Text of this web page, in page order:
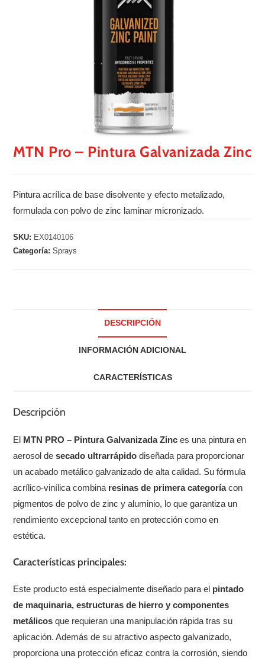
MTN Pro – Pintura Galvanizada Zinc
Pintura acrílica de base disolvente y efecto metalizado,
formulada con polvo de zinc laminar micronizado.
SKU: EX0140106
Categoría:Sprays
DESCRIPCIÓN
INFORMACIÓN ADICIONAL
CARACTERÍSTICAS
Descripción
El MTN PRO – Pintura Galvanizada Zinc es una pintura en
aerosol desecado ultrarrápido diseñada para proporcionar
un acabado metálico galvanizado de alta calidad. Su fórmula
acrílico-vinílica combina resinas de primera categoríacon
pigmentos de polvo de zinc y aluminio, lo que garantiza un
rendimiento excepcional tanto en protección como en
estética.
Características principales:
Este producto está especialmente diseñado para el pintado
de maquinaria, estructuras de hierro y componentes
metálicos que requieran una manipulación rápida tras su
aplicación. Además de su atractivo aspecto galvanizado,
proporciona una protección eficaz contra la corrosión, siendo